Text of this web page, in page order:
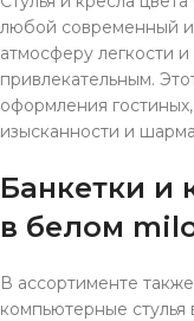
любой современный
атмосферу легкости
привлекательным.
оформления
изысканности и
Банкетки и
в белом
В ассортименте
компьютерные